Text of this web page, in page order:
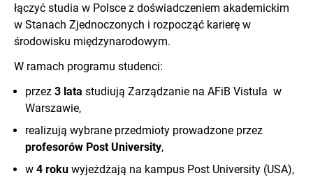
łączyć studia w Polsce z doświadczeniem akademickim
w Stanach Zjednoczonych i rozpocząć karierę w
środowisku międzynarodowym.
W ramach programu studenci:
przez 3 lata studiują Zarządzanie na AFiB Vistula w
Warszawie,
realizują wybrane przedmioty prowadzone przez
profesorów Post University,
w 4 roku wyjeżdżają na kampus Post University (USA),